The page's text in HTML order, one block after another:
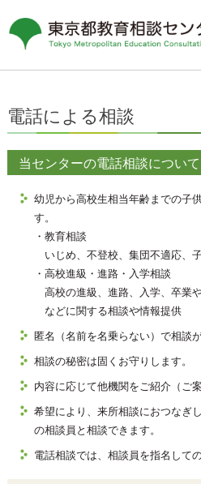
電話による相談
当センターの電話相談について
幼児から高校生相当年齢までの子
す。
・教育相談
いじめ、不登校、集団不適応、
・高校進級・進路・入学相談
高校の進級、進路、入学、卒業
などに関する相談や情報提供
匿名（名前を名乗らない）で相談が
相談の秘密は固くお守りします。
内容に応じて他機関をご紹介（ご
希望により、来所相談におつなぎ
の相談員と相談できます。
電話相談では、相談員を指名して